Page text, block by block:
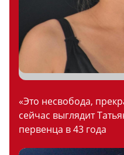
«Это несвобода,
сейчас выглядит
первенца в 43 года